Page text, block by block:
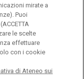
mirate a
Puoi
le scelte
effettuare
con i cookie
di Ateneo sui